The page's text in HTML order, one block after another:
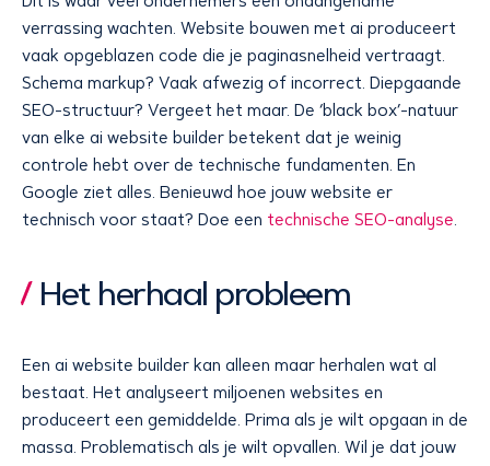
verrassing wachten. Website bouwen met ai produceert
vaak opgeblazen code die je paginasnelheid vertraagt.
Schema markup? Vaak afwezig of incorrect. Diepgaande
SEO-structuur? Vergeet het maar. De ‘black box’-natuur
van elke ai website builder betekent dat je weinig
controle hebt over de technische fundamenten. En
Google ziet alles. Benieuwd hoe jouw website er
technisch voor staat? Doe een technische SEO-analyse.
Het herhaal probleem
Een ai website builder kan alleen maar herhalen wat al
bestaat. Het analyseert miljoenen websites en
produceert een gemiddelde. Prima als je wilt opgaan in de
massa. Problematisch als je wilt opvallen. Wil je dat jouw